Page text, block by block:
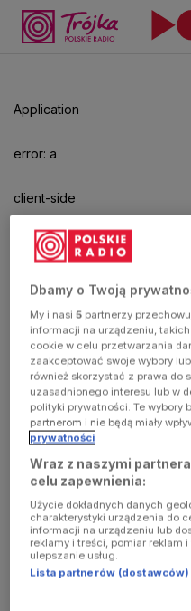
Application
error: a
client-side
exception
has
occurred
(see the
browser
console for
more
information)
aby
odtwarzać.
Dbamy o Twoją
My i nasi5 partnerzy
informacji na urządzeniu,
cookie w celu przetwarzania
zaakceptować swoje wybory
również skorzystać z prawa do
uzasadnionego interesu lub w
polityki prywatności. Te wybory
partnerom i nie będą miały
prywatności
Wraz z naszymi
celu zapewnienia:
Użycie dokładnych danych
charakterystyki urządzenia do
informacji na urządzeniu lub
reklamy i treści, pomiar reklam
ulepszanie usług.
Lista partnerów (dostawców)